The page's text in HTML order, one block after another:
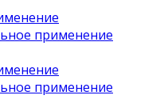
применение
применение